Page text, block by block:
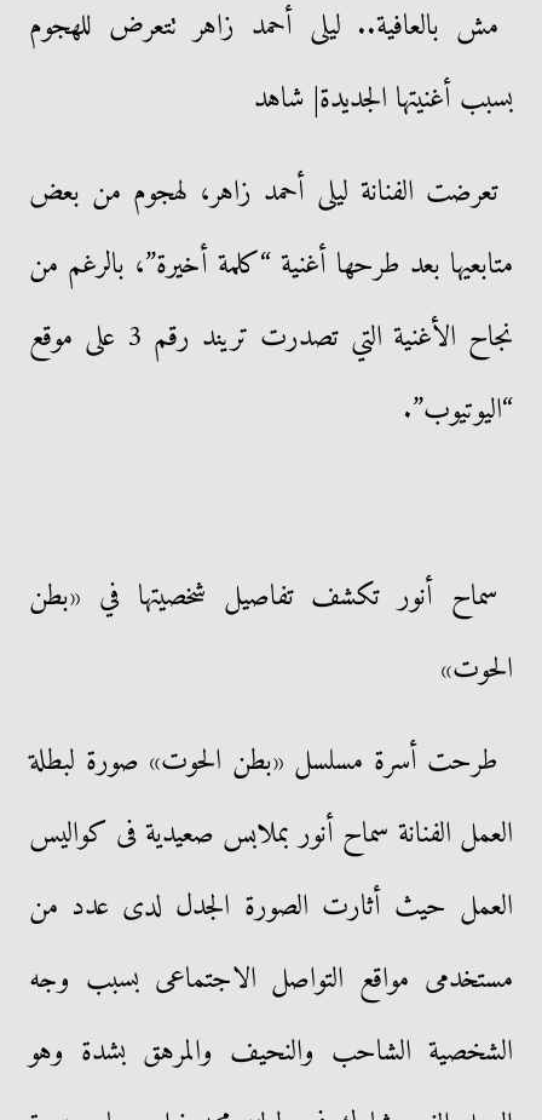
مش بالعافية.. ليلى أحمد زاهر تتعرض للهجوم
بسبب أغنيتها الجديدة| شاهد
تعرضت الفنانة ليلى أحمد زاهر، لهجوم من بعض
متابعيها بعد طرحها أغنية “كلمة أخيرة”، بالرغم من
نجاح الأغنية التي تصدرت تريند رقم 3 على موقع
“اليوتيوب”.
سماح أنور تكشف تفاصيل شخصيتها في «بطن
الحوت»
طرحت أسرة مسلسل «بطن الحوت» صورة لبطلة
العمل الفنانة سماح أنور بملابس صعيدية فى كواليس
العمل حيث أثارت الصورة الجدل لدى عدد من
مستخدمى مواقع التواصل الاجتماعى بسبب وجه
الشخصية الشاحب والنحيف والمرهق بشدة وهو